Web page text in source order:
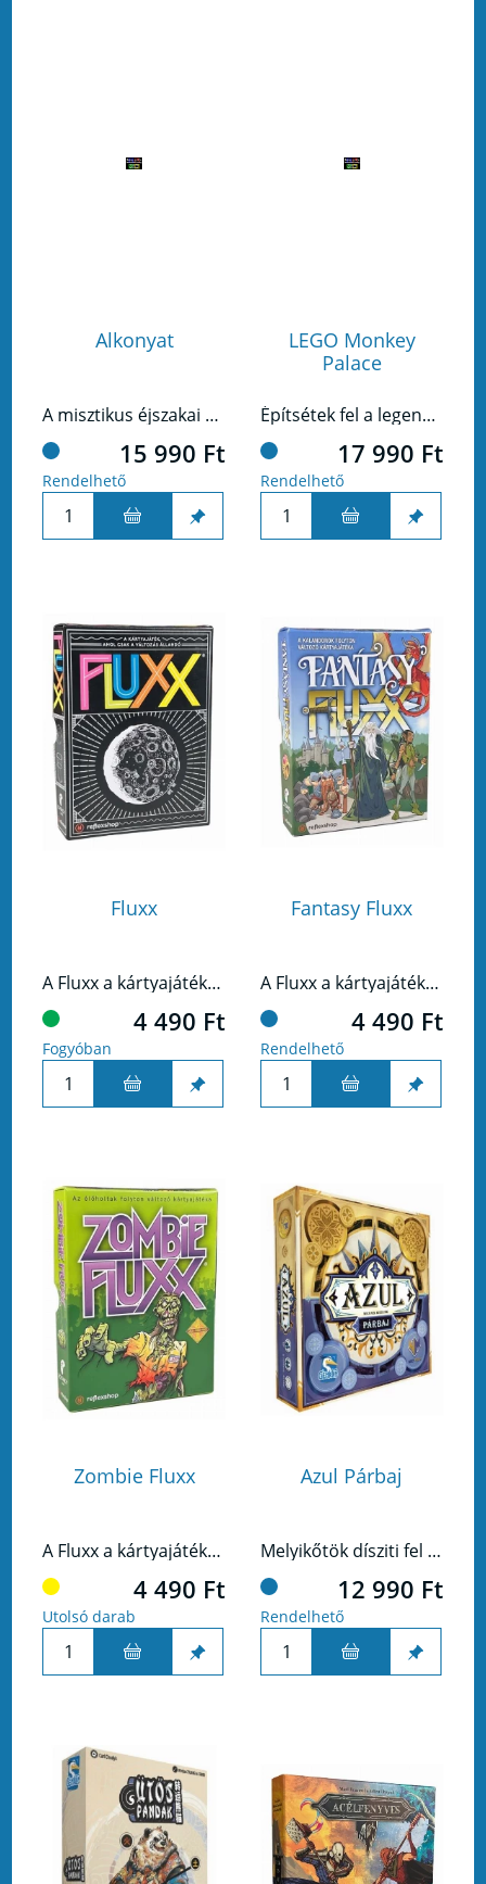
Alkonyat
A misztikus éjszakai erdő csak a legravaszabb rókamágusoknak való!
15 990 Ft
Rendelhető
LEGO Monkey
Palace
Építsétek fel a legendák palotáját!
17 990 Ft
Rendelhető
Fluxx
A Fluxx a kártyajáték, ahol csak a változás állandó.
4 490 Ft
Fogyóban
Fantasy Fluxx
A Fluxx a kártyajáték, ahol csak a változás állandó. Ezúttal lovagokkal, hercegnőkkel és sárkányokkal!
4 490 Ft
Rendelhető
Zombie Fluxx
A Fluxx a kártyajáték, ahol csak a változás állandó. Ezúttal zombikkal!
4 490 Ft
Utolsó darab
Azul Párbaj
Melyikőtök dísziti fel szebben a palota mennyezetét?
12 990 Ft
Rendelhető